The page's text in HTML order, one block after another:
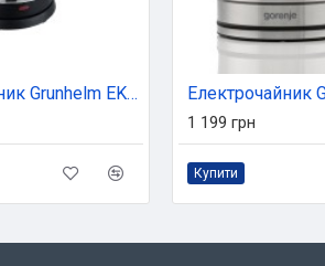
Електрочайник Grunhelm EKS-2020
1 199 грн
Купити